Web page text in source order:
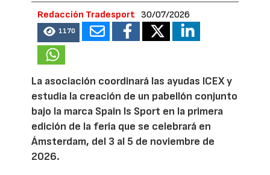
Redacción Tradesport 30/07/2026
1170
La asociación coordinará las ayudas ICEX y
estudia la creación de un pabellón conjunto
bajo la marca Spain Is Sport en la primera
edición de la feria que se celebrará en
Ámsterdam, del 3 al 5 de noviembre de
2026.